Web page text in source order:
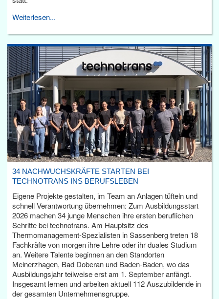
Weiterlesen...
34 NACHWUCHSKRÄFTE STARTEN BEI
TECHNOTRANS INS BERUFSLEBEN
Eigene Projekte gestalten, im Team an Anlagen tüfteln und
schnell Verantwortung übernehmen: Zum Ausbildungsstart
2026 machen 34 junge Menschen ihre ersten beruflichen
Schritte bei technotrans. Am Hauptsitz des
Thermomanagement-Spezialisten in Sassenberg treten 18
Fachkräfte von morgen ihre Lehre oder ihr duales Studium
an. Weitere Talente beginnen an den Standorten
Meinerzhagen, Bad Doberan und Baden-Baden, wo das
Ausbildungsjahr teilweise erst am 1. September anfängt.
Insgesamt lernen und arbeiten aktuell 112 Auszubildende in
der gesamten Unternehmensgruppe.